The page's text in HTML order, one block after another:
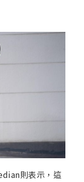
則表示，這